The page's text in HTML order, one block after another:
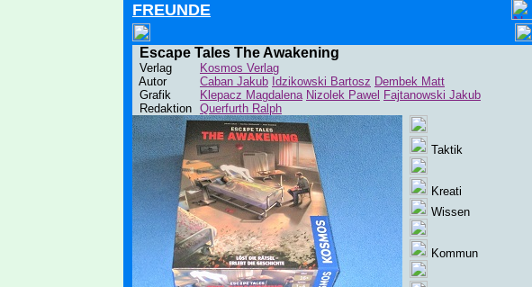
FREUNDE
Escape Tales The Awakening
Verlag
Kosmos Verlag
Autor
Caban Jakub Idzikowski Bartosz Dembek Matt
Grafik
Klepacz Magdalena Nizolek Pawel Fajtanowski Jakub
Redaktion Querfurth Ralph
Taktik
Kreati
Wissen
Kommun